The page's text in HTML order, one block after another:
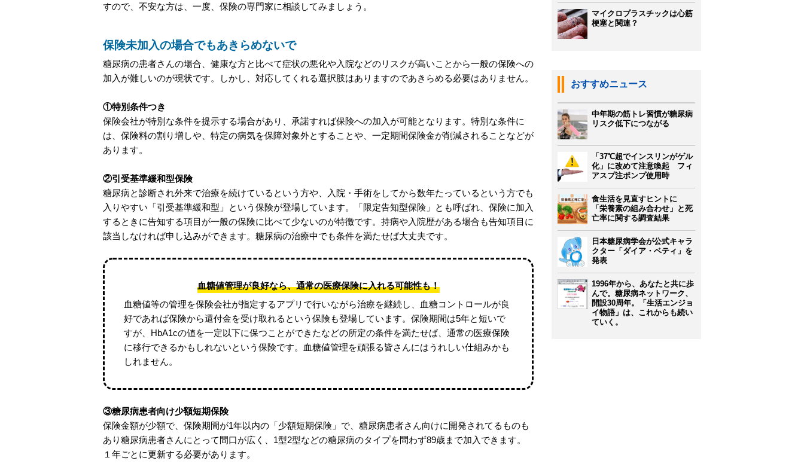
すので、不安な方は、一度、保険の専門家に相談してみましょう。
保険未加入の場合でもあきらめないで
糖尿病の患者さんの場合、健康な方と比べて症状の悪化や入院などのリスクが高いことから一般の保険への
加入が難しいのが現状です。しかし、対応してくれる選択肢はありますのであきらめる必要はありません。
①特別条件つき
保険会社が特別な条件を提示する場合があり、承諾すれば保険への加入が可能となります。特別な条件に
は、保険料の割り増しや、特定の病気を保障対象外とすることや、一定期間保険金が削減されることなどが
あります。
②引受基準緩和型保険
糖尿病と診断され外来で治療を続けているという方や、入院・手術をしてから数年たっているという方でも
入りやすい「引受基準緩和型」という保険が登場しています。「限定告知型保険」とも呼ばれ、保険に加入
するときに告知する項目が一般の保険に比べて少ないのが特徴です。持病や入院歴がある場合も告知項目に
該当しなければ申し込みができます。糖尿病の治療中でも条件を満たせば大丈夫です。
血糖値管理が良好なら、通常の医療保険に入れる可能性も！
血糖値等の管理を保険会社が指定するアプリで行いながら治療を継続し、血糖コントロールが良
好であれば保険から還付金を受け取れるという保険も登場しています。保険期間は5年と短いで
すが、HbA1cの値を一定以下に保つことができたなどの所定の条件を満たせば、通常の医療保険
に移行できるかもしれないという保険です。血糖値管理を頑張る皆さんにはうれしい仕組みかも
しれません。
③糖尿病患者向け少額短期保険
保険金額が少額で、保険期間が1年以内の「少額短期保険」で、糖尿病患者さん向けに開発されてるものも
あり糖尿病患者さんにとって間口が広く、1型2型などの糖尿病のタイプを問わず89歳まで加入できます。
１年ごとに更新する必要があります。
マイクロプラスチックは心筋
梗塞と関連？
おすすめニュース
中年期の筋トレ習慣が糖尿病
リスク低下につながる
「37℃超でインスリンがゲル
化」に改めて注意喚起 フィ
アスプ注ポンプ使用時
食生活を見直すヒントに
「栄養素の組み合わせ」と死
亡率に関する調査結果
日本糖尿病学会が公式キャラ
クター「ダイア・ベティ」を
発表
1996年から、あなたと共に歩
んで。糖尿病ネットワーク、
開設30周年。「生活エンジョ
イ物語」は、これからも続い
ていく。